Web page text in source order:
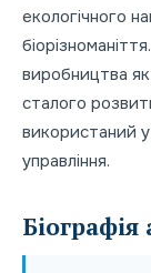
екологічного
виробництва як
сталого
використаний у
управління.
Біографія